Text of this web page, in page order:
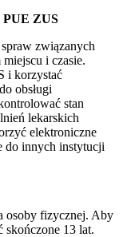
PUE ZUS
związanych
i czasie.
i korzystać
obsługi
stan
lekarskich
elektroniczne
do innych instytucji
osoby fizycznej. Aby
skończone 13 lat.